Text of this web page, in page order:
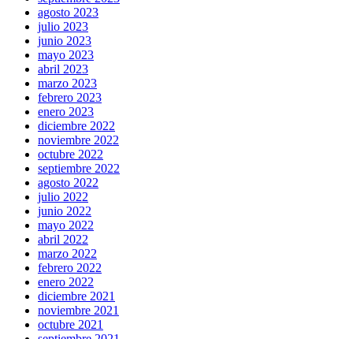
agosto 2023
julio 2023
junio 2023
mayo 2023
abril 2023
marzo 2023
febrero 2023
enero 2023
diciembre 2022
noviembre 2022
octubre 2022
septiembre 2022
agosto 2022
julio 2022
junio 2022
mayo 2022
abril 2022
marzo 2022
febrero 2022
enero 2022
diciembre 2021
noviembre 2021
octubre 2021